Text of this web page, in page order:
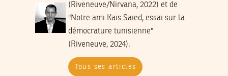
(Riveneuve/Nirvana, 2022) et de
"Notre ami Kaïs Saïed, essai sur la
démocrature tunisienne"
(Riveneuve, 2024).
Tous ses articles